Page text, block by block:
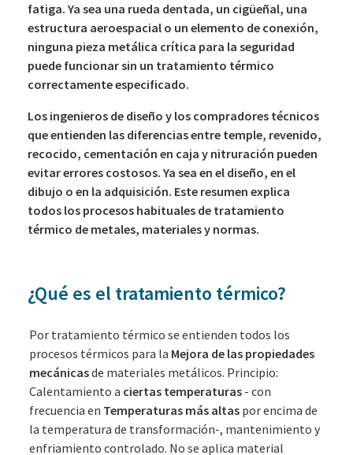
fatiga. Ya sea una rueda dentada, un cigüeñal, una
estructura aeroespacial o un elemento de conexión,
ninguna pieza metálica crítica para la seguridad
puede funcionar sin un tratamiento térmico
correctamente especificado.
Los ingenieros de diseño y los compradores técnicos
que entienden las diferencias entre temple, revenido,
recocido, cementación en caja y nitruración pueden
evitar errores costosos. Ya sea en el diseño, en el
dibujo o en la adquisición. Este resumen explica
todos los procesos habituales de tratamiento
térmico de metales, materiales y normas.
¿Qué es el tratamiento térmico?
Por tratamiento térmico se entienden todos los
procesos térmicos para la Mejora de las propiedades
mecánicasde materiales metálicos. Principio:
Calentamiento a ciertas temperaturas - con
frecuencia en Temperaturas más altas por encima de
la temperatura de transformación-, mantenimiento y
enfriamiento controlado. No se aplica material